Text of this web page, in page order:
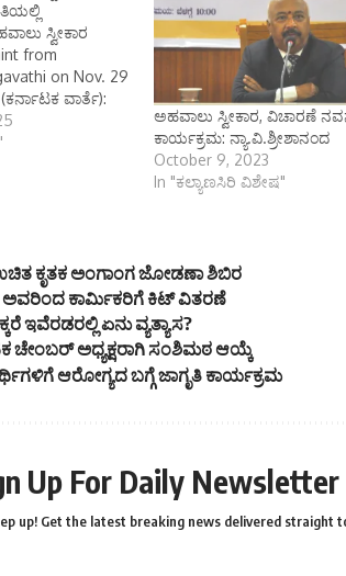
ಸ್ವೀಕಾರ
from
on Nov. 29
ವಾರ್ತೆ):
ಬೆಂಗಳೂರು
ಅಹವಾಲು ಸ್ವೀಕಾರ, ವಿಚಾರಣೆ
ಕಾರ್ಯಕ್ರಮ: ನ್ಯಾ.ವಿ.ಶ್ರೀಶಾನಂದ
October 9, 2023
In "ಕಲ್ಯಾಣಸಿರಿ ವಿಶೇಷ"
ಕೃತಕ ಅಂಗಾಂಗ ಜೋಡಣಾ ಶಿಬಿರ
ಅವರಿಂದ ಕಾರ್ಮಿಕರಿಗೆ ಕಿಟ್ ವಿತರಣೆ
ಇವೆರಡರಲ್ಲಿ ಏನು ವ್ಯತ್ಯಾಸ?
ಚೇಂಬರ್ ಅಧ್ಯಕ್ಷರಾಗಿ ಸಂಶಿಮಠ ಆಯ್ಕೆ
ಆರೋಗ್ಯದ ಬಗ್ಗೆ ಜಾಗೃತಿ ಕಾರ್ಯಕ್ರಮ
Up For Daily Newsletter
up! Get the latest breaking news delivered straight